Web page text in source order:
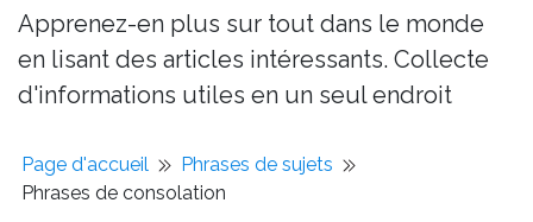
Apprenez-en plus sur tout dans le monde
en lisant des articles intéressants. Collecte
d'informations utiles en un seul endroit
Page d'accueil
Phrases de sujets
Phrases de consolation